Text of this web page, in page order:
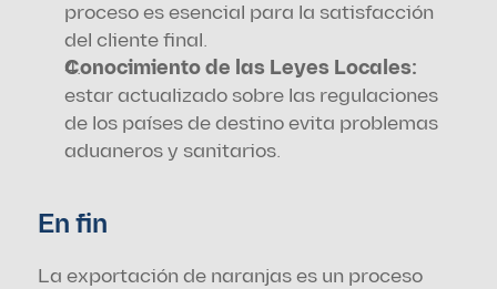
proceso es esencial para la satisfacción
del cliente final.
Conocimiento de las Leyes Locales:
estar actualizado sobre las regulaciones
de los países de destino evita problemas
aduaneros y sanitarios.
En fin
La exportación de naranjas es un proceso